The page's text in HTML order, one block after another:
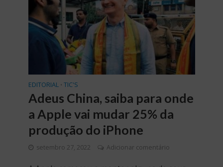
EDITORIAL • TIC'S
Adeus China, saiba para onde
a Apple vai mudar 25% da
produção do iPhone
setembro 27, 2022 Adicionar comentário